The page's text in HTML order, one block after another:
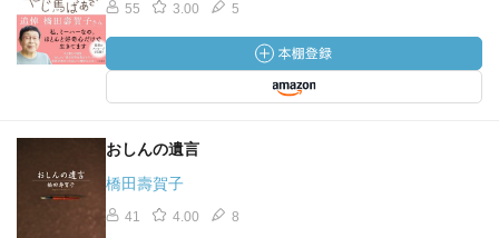
55 3.00 5
おしんの遺言
橋田壽賀子
41 4.00 8